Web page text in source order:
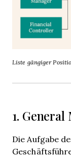
Liste gängiger
1.
Die Aufgabe